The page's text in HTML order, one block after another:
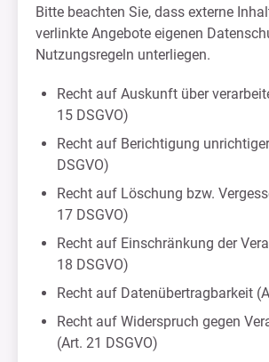
Bitte beachten Sie, dass externe
verlinkte Angebote eigenen
Nutzungsregeln unterliegen.
Recht auf Auskunft über
15 DSGVO)
Recht auf Berichtigung
DSGVO)
Recht auf Löschung bzw.
17 DSGVO)
Recht auf Einschränkung der
18 DSGVO)
Recht auf Datenübertragbarkeit
Recht auf Widerspruch gegen
(Art. 21 DSGVO)